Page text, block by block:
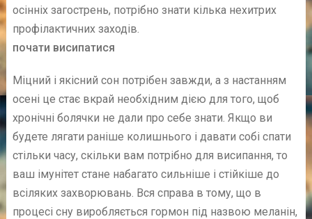
осінніх загострень, потрібно знати кілька нехитрих
профілактичних заходів.
почати висипатися
Міцний і якісний сон потрібен завжди, а з настанням
осені це стає вкрай необхідним дією для того, щоб
хронічні болячки не дали про себе знати. Якщо ви
будете лягати раніше колишнього і давати собі спати
стільки часу, скільки вам потрібно для висипання, то
ваш імунітет стане набагато сильніше і стійкіше до
всіляких захворювань. Вся справа в тому, що в
процесі сну виробляється гормон під назвою меланін,